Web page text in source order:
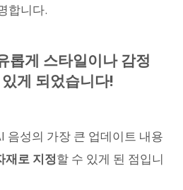
합니다.
롭게 스타일이나 감정
게 되었습니다!
음성의 가장 큰 업데이트 내용
재로 지정할 수 있게 된 점입니